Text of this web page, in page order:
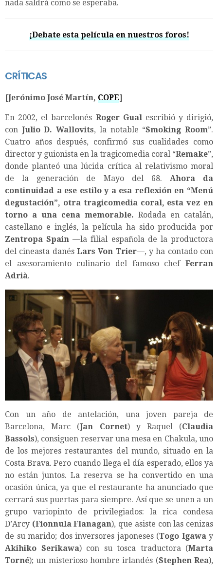
nada saldrá como se esperaba.
¡Debate esta película en nuestros foros!
CRÍTICAS
[Jerónimo José Martín, COPE]
En 2002, el barcelonés Roger Gualescribió y dirigió,
con Julio D. Wallovits, la notable “Smoking Room”.
Cuatro años después, confirmó sus cualidades como
director y guionista en la tragicomedia coral “Remake”,
donde planteó una lúcida crítica al relativismo moral
de la generación de Mayo del 68. Ahora da
continuidad a ese estilo y a esa reflexión en “Menú
degustación”, otra tragicomedia coral, esta vez en
torno a una cena memorable. Rodada en catalán,
castellano e inglés, la película ha sido producida por
Zentropa Spain —la filial española de la productora
del cineasta danés Lars Von Trier—, y ha contado con
el asesoramiento culinario del famoso chef Ferran
Adrià.
Con un año de antelación, una joven pareja de
Barcelona, Marc (Jan Cornet) y Raquel (Claudia
Bassols), consiguen reservar una mesa en Chakula, uno
de los mejores restaurantes del mundo, situado en la
Costa Brava. Pero cuando llega el día esperado, ellos ya
no están juntos. La reserva se ha convertido en una
ocasión única, ya que el restaurante ha anunciado que
cerrará sus puertas para siempre. Así que se unen a un
grupo variopinto de privilegiados: la rica condesa
D’Arcy (Fionnula Flanagan), que asiste con las cenizas
de su marido; dos inversores japoneses (Togo Igaway
Akihiko Serikawa) con su tosca traductora (Marta
Torné); un misterioso hombre irlandés (Stephen Rea),